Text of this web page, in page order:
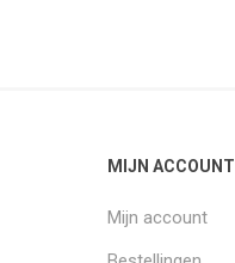
MIJN ACCOUNT
Mijn account